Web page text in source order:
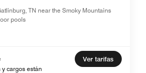
TN near the Smoky Mountains
pools
cargos están
Ver tarifas